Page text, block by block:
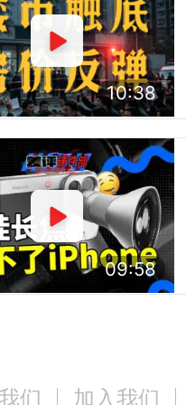
10:38
09:58
们 加入我们